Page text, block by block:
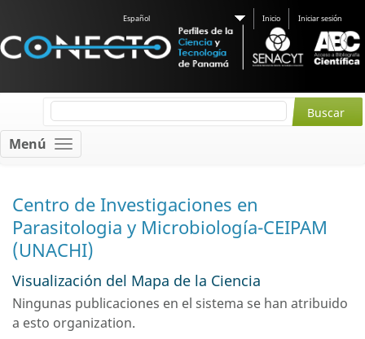
Español Inicio Iniciar sesión
Menú
Centro de Investigaciones en
Parasitologia y Microbiología-CEIPAM
(UNACHI)
Visualización del Mapa de la Ciencia
Ningunas publicaciones en el sistema se han atribuido
a esto organization.